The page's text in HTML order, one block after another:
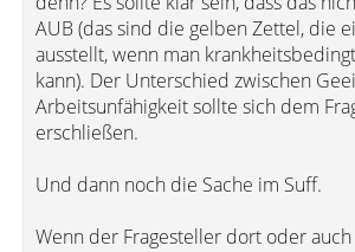
AUB (das sind die gelben Zettel, die
ausstellt, wenn man
kann). Der Unterschied zwischen
Arbeitsunfähigkeit sollte sich dem
erschließen.
Und dann noch die Sache im Suff.
Wenn der Fragesteller dort oder